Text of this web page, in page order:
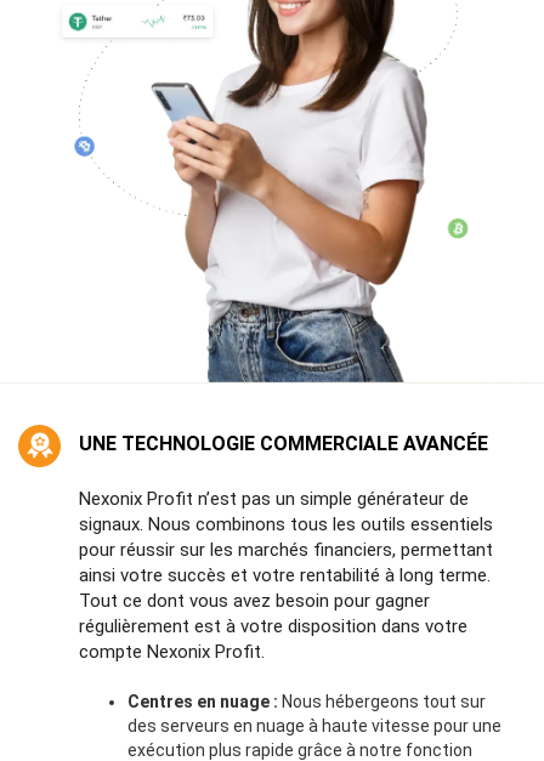
UNE TECHNOLOGIE COMMERCIALE AVANCÉE
Nexonix Profit n’est pas un simple générateur de
signaux. Nous combinons tous les outils essentiels
pour réussir sur les marchés financiers, permettant
ainsi votre succès et votre rentabilité à long terme.
Tout ce dont vous avez besoin pour gagner
régulièrement est à votre disposition dans votre
compte Nexonix Profit.
Centres en nuage : Nous hébergeons tout sur
des serveurs en nuage à haute vitesse pour une
exécution plus rapide grâce à notre fonction